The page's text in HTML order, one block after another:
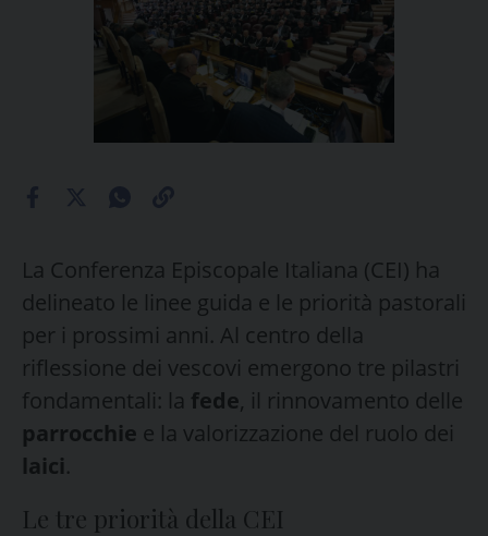
La Conferenza Episcopale Italiana (CEI) ha
delineato le linee guida e le priorità pastorali
per i prossimi anni. Al centro della
riflessione dei vescovi emergono tre pilastri
fondamentali: la fede, il rinnovamento delle
parrocchie e la valorizzazione del ruolo dei
laici.
Le tre priorità della CEI